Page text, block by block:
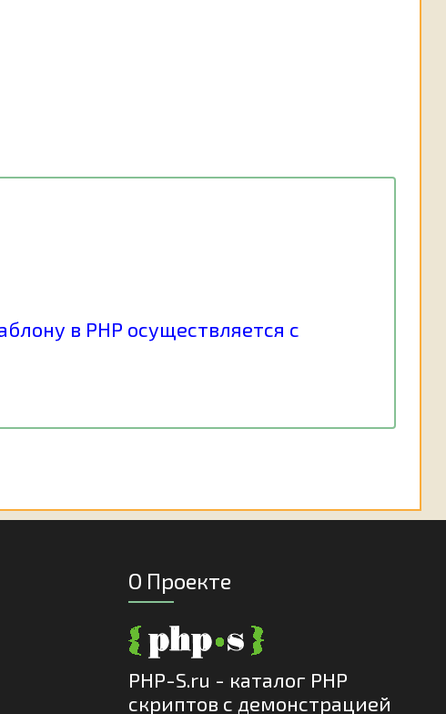
в РНР осуществляется с
О Проекте
PHP-S.ru - каталог PHP
скриптов с демонстрацией